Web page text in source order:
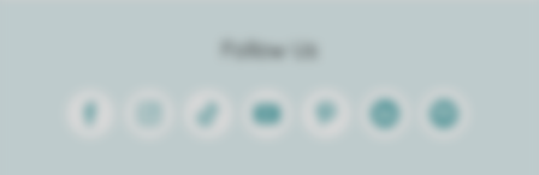
Follow Us
FacebookInstagram
Tiktok Youtube PinterestLinkedinSpotify